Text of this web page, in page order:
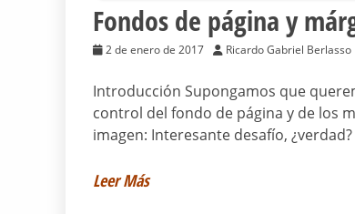
Fondos de página y
2 de enero de 2017 Ricardo Gabriel Berlasso
Introducción Supongamos que
control del fondo de página y de los
imagen: Interesante desafío,
Leer Más